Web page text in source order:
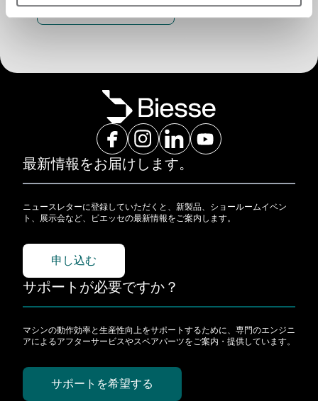
サービスの発見
最新情報をお届けします。
ニュースレターに登録していただくと、新製品、ショールームイベン
ト、展示会など、ビエッセの最新情報をご案内します。
申し込む
サポートが必要ですか？
マシンの動作効率と生産性向上をサポートするために、専門のエンジニ
アによるアフターサービスやスペアパーツをご案内・提供しています。
サポートを希望する